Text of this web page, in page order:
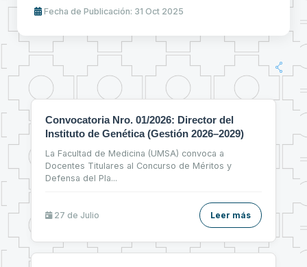
Fecha de Publicación: 31 Oct 2025
Convocatoria Nro. 01/2026: Director del
Instituto de Genética (Gestión 2026–2029)
La Facultad de Medicina (UMSA) convoca a
Docentes Titulares al Concurso de Méritos y
Defensa del Pla...
27 de Julio Leer más